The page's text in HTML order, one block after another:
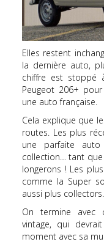
Elles restent
la dernière auto,
chiffre est stoppé
Peugeot 206+
une auto française.
Cela explique que
routes. Les plus
une parfaite
collection… tant que
longerons ! Les
comme la Super
aussi plus collectors.
On termine avec
vintage, qui
moment avec sa